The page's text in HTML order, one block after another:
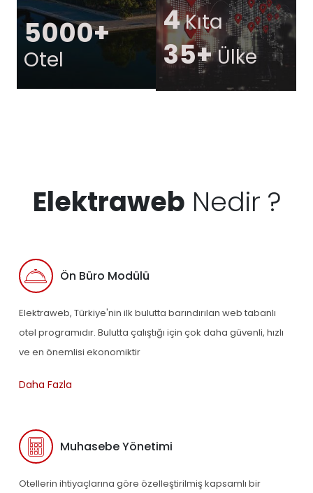
5000+
Otel
4Kıta
35+Ülke
Elektraweb Nedir ?
Ön Büro Modülü
Elektraweb, Türkiye'nin ilk bulutta barındırılan web tabanlı
otel programıdır. Bulutta çalıştığı için çok daha güvenli, hızlı
ve en önemlisi ekonomiktir
Daha Fazla
Muhasebe Yönetimi
Otellerin ihtiyaçlarına göre özelleştirilmiş kapsamlı bir